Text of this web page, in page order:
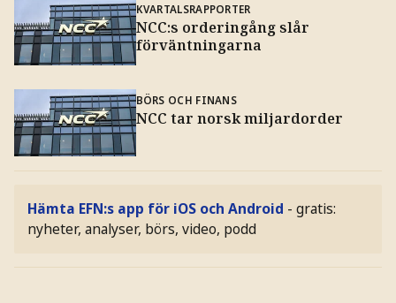
KVARTALSRAPPORTER
NCC:s orderingång slår
förväntningarna
BÖRS OCH FINANS
NCC tar norsk miljardorder
Hämta EFN:s app för iOS och Android - gratis:
nyheter, analyser, börs, video, podd